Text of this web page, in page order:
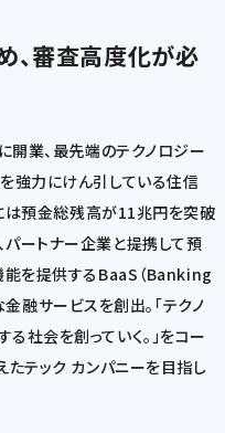
、審査高度化が必
開業、最先端のテクノロジー
強力にけん引している住信
は預金総残高が11兆円を突破
ートナー企業と提携して預
能を提供するBaaS（Banking
融サービスを創出。「テクノ
社会を創っていく。」をコー
たテック カンパニーを目指し